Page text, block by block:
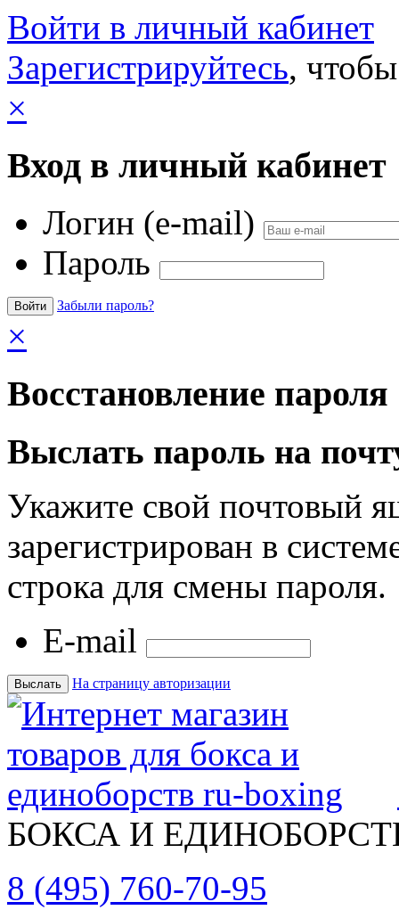
Войти в личный кабинет
Зарегистрируйтесь,
×
Вход в личный кабинет
Логин (e-mail)
Пароль
Забыли пароль?
×
Восстановление пароля
Выслать пароль на
Укажите свой почтовый
зарегистрирован в
строка для смены пароля.
E-mail
На страницу авторизации
БОКСА И
8 (495) 760-70-95